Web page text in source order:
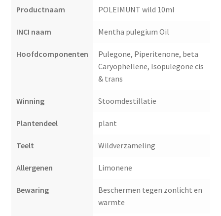
Productnaam POLEIMUNT wild 10ml
INCI naam Mentha pulegium Oil
Hoofdcomponenten
Pulegone, Piperitenone, beta
Caryophellene, Isopulegone cis
& trans
Winning Stoomdestillatie
Plantendeel plant
Teelt Wildverzameling
Allergenen Limonene
Bewaring
Beschermen tegen zonlicht en
warmte